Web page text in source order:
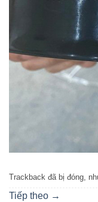
Trackback đã bị đóng,
Tiếp theo →